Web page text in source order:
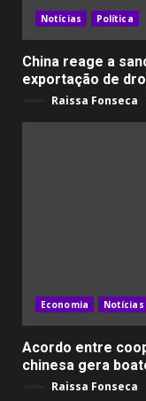
Notícias Política
China reage a
exportação de
Raissa Fonseca
Economia Notícias
Acordo entre
chinesa gera
Raissa Fonseca